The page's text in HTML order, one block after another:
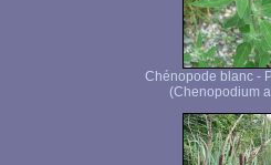
Chénopode blanc -
(Chenopodium